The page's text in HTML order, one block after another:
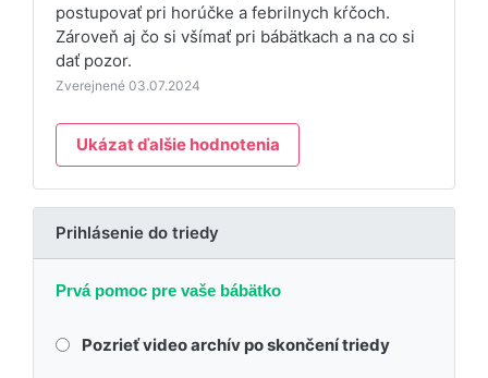
postupovať pri horúčke a febrilnych kŕčoch.
Zároveň aj čo si všímať pri bábätkach a na co si
dať pozor.
Zverejnené 03.07.2024
Ukázat ďalšie hodnotenia
Prihlásenie do triedy
Prvá pomoc pre vaše bábätko
Pozrieť video archív po skončení triedy